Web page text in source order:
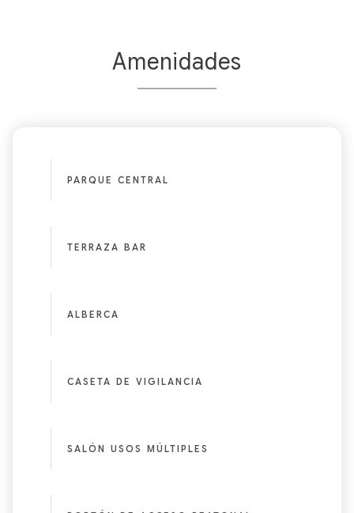
Amenidades
PARQUE CENTRAL
TERRAZA BAR
ALBERCA
CASETA DE VIGILANCIA
SALÓN USOS MÚLTIPLES